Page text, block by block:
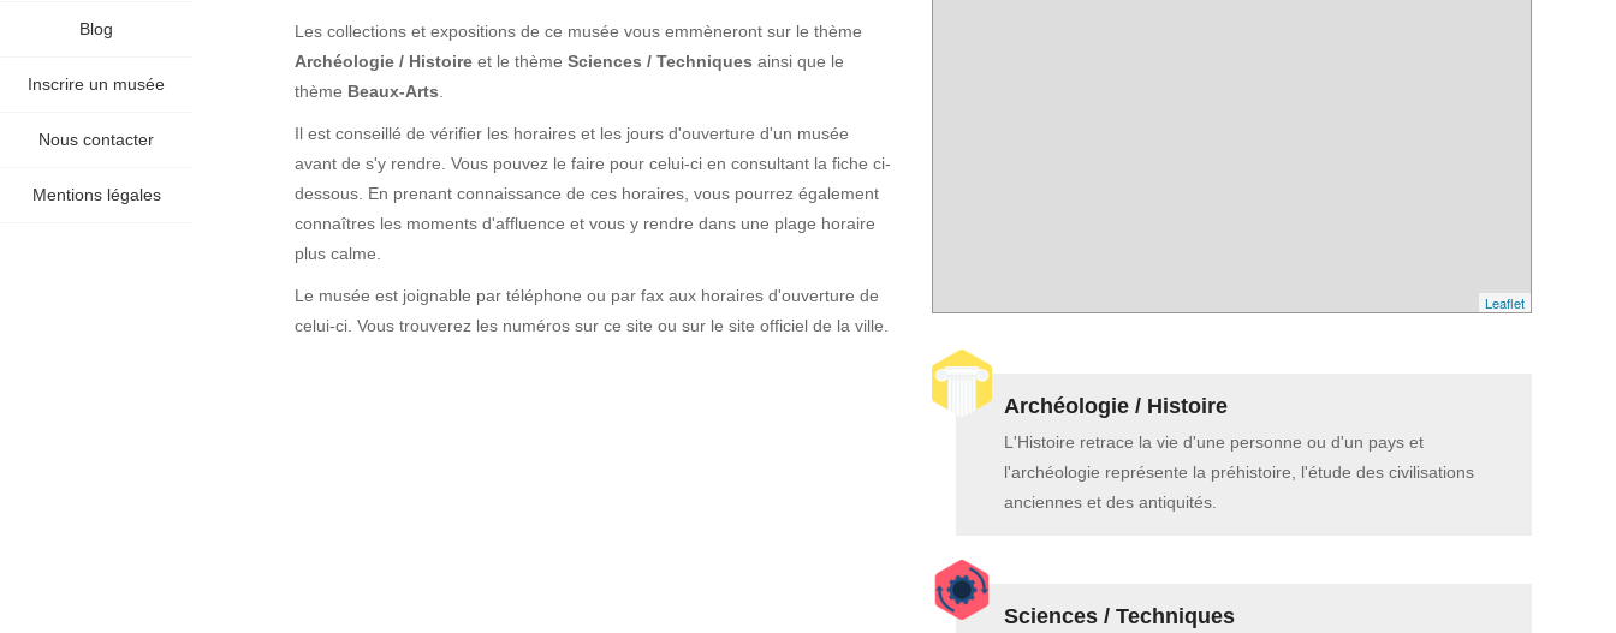
Blog
Inscrire un musée
Nous contacter
Mentions légales
Les collections et expositions de ce musée vous emmèneront sur le thème
Archéologie / Histoire et le thème Sciences / Techniques ainsi que le
thème Beaux-Arts
Il est conseillé de vérifier les horaires et les jours d'ouverture d'un musée
avant de s'y rendre. Vous pouvez le faire pour celui-ci en consultant la fiche ci-
dessous. En prenant connaissance de ces horaires, vous pourrez également
connaîtres les moments d'affluence et vous y rendre dans une plage horaire
plus calme.
Le musée est joignable par téléphone ou par fax aux horaires d'ouverture de
celui-ci. Vous trouverez les numéros sur ce site ou sur le site officiel de la ville.
Leaflet
Archéologie / Histoire
L'Histoire retrace la vie d'une personne ou d'un pays et
l'archéologie représente la préhistoire, l'étude des civilisations
anciennes et des antiquités.
Sciences / Techniques